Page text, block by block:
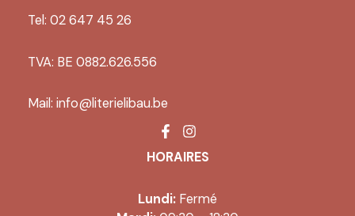
Tel: 02 647 45 26
TVA: BE 0882.626.556
Mail: info@literielibau.be
HORAIRES
Lundi: Fermé